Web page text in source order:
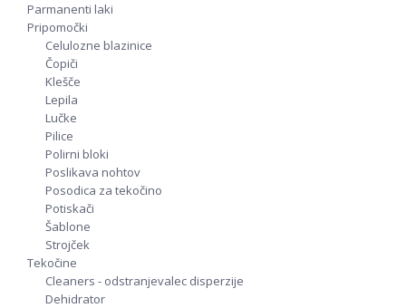
Parmanenti laki
Pripomočki
Celulozne blazinice
Čopiči
Klešče
Lepila
Lučke
Pilice
Polirni bloki
Poslikava nohtov
Posodica za tekočino
Potiskači
Šablone
Strojček
Tekočine
Cleaners - odstranjevalec disperzije
Dehidrator